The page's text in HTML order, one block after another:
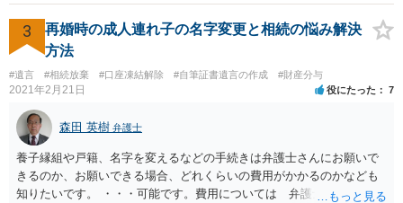
ご回答にもありますが， 代理人弁護士をたてて，その弁護士から相手
方に対して， ・相続に関する主張は法的根拠がなく，一切応じないこ
と ・今後一切の連絡をしてこないでほしいこと ・連絡を継続してくる
ようであれば警察への通報や法的措置も辞さないこと などを記載した
書面を発送してもらうことがよろしいように思います。
3
再婚時の成人連れ子の名字変更と相続の悩み解決
方法
#遺言 #相続放棄 #口座凍結解除 #自筆証書遺言の作成 #財産分与
2021年2月21日 役にたった 7
森田 英樹 弁護士
養子縁組や戸籍、名字を変えるなどの手続きは弁護士さんにお願いで
きるのか、お願いできる場合、どれくらいの費用がかかるのかなども
知りたいです。 ・・・可能です。費用については 弁護士と直接面談